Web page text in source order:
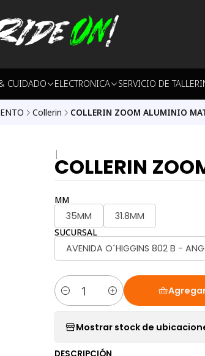
CUIDADO ELECTRONICA SERVICIO DE TALLER
Collerin COLLERIN ZOOM ALUMINIO
|
COLLERIN
MM
35MM 31.8MM
SUCURSAL
AVENIDA O´HIGGINS 802 B -
Cantidad
Mostrar stock de